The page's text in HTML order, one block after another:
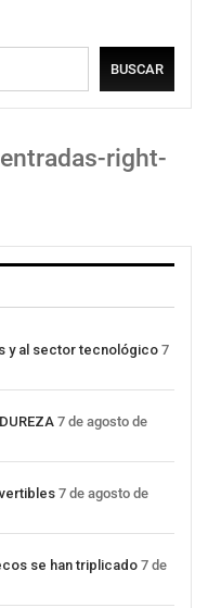
BUSCAR
right-
y al sector tecnológico 7
7 de agosto de
7 de agosto de
se han triplicado 7 de